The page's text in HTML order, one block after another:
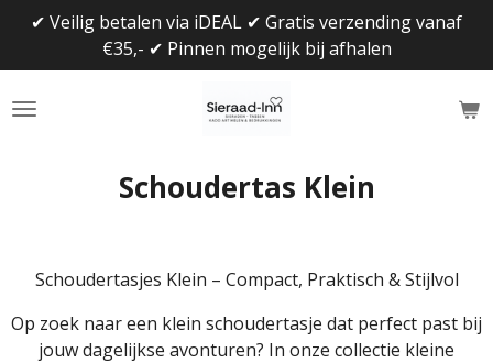
naar
de
✔ Veilig betalen via iDEAL ✔ Gratis verzending vanaf
€35,- ✔ Pinnen mogelijk bij afhalen
Schoudertas Klein
Schoudertasjes Klein – Compact, Praktisch & Stijlvol
Op zoek naar een klein schoudertasje dat perfect past bij
jouw dagelijkse avonturen? In onze collectie kleine